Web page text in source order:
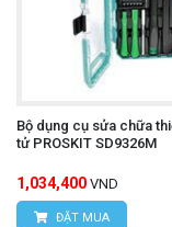
Bộ dụng cụ sửa chữa
tử PROSKIT SD9326M
1,034,400 VND
ĐẶT MUA